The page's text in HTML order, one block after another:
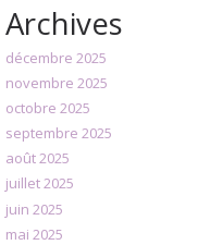
Archives
décembre 2025
novembre 2025
octobre 2025
septembre 2025
août 2025
juillet 2025
juin 2025
mai 2025